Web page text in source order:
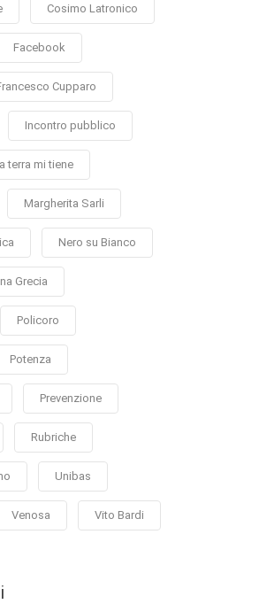
Cosimo Latronico
Facebook
Cupparo
Incontro pubblico
terra mi tiene
Margherita Sarli
Nero su Bianco
Grecia
Policoro
Potenza
Prevenzione
Rubriche
Unibas
Venosa Vito Bardi